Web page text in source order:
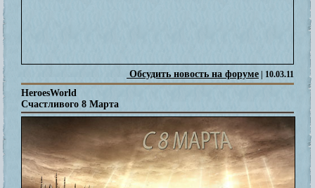
Обсудить новость на форуме | 10.03.11
HeroesWorld
Счастливого 8 Марта